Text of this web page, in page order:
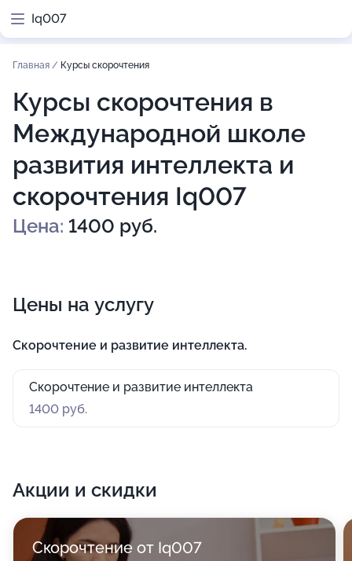
Iq007
Главная / Курсы скорочтения
Курсы скорочтения в
Международной школе
развития интеллекта и
скорочтения Iq007
Цена: 1400 руб.
Цены на услугу
Скорочтение и развитие интеллекта.
Скорочтение и развитие интеллекта
1400 руб.
Акции и скидки
Скорочтение от Iq007